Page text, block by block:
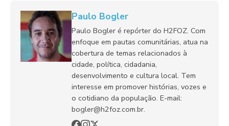
Paulo Bogler
Paulo Bogler é repórter do H2FOZ. Com
enfoque em pautas comunitárias, atua na
cobertura de temas relacionados à
cidade, política, cidadania,
desenvolvimento e cultura local. Tem
interesse em promover histórias, vozes e
o cotidiano da população. E-mail:
bogler@h2foz.com.br.